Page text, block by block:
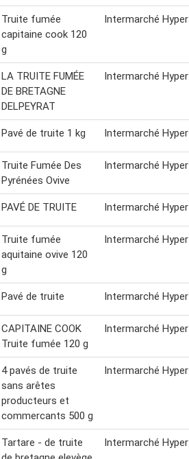
Truite fumée
capitaine cook 120
g
Intermarché Hyper
LA TRUITE FUMÉE
DE BRETAGNE
DELPEYRAT
Intermarché Hyper
Pavé de truite 1 kg Intermarché Hyper
Truite Fumée Des
Pyrénées Ovive
Intermarché Hyper
PAVÉ DE TRUITE Intermarché Hyper
Truite fumée
aquitaine ovive 120
g
Intermarché Hyper
Pavé de truite Intermarché Hyper
CAPITAINE COOK
Truite fumée 120 g
Intermarché Hyper
4 pavés de truite
sans arêtes
producteurs et
commercants 500 g
Intermarché Hyper
Tartare - de truite
Intermarché Hyper